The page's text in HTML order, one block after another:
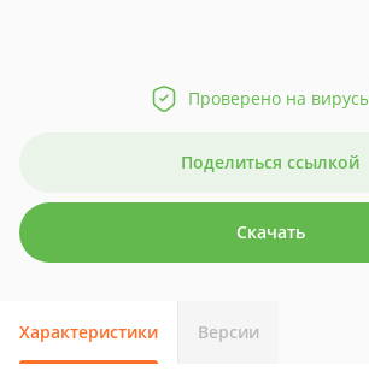
Проверено на
Поделиться ссылкой
Скачать
Характеристики Версии